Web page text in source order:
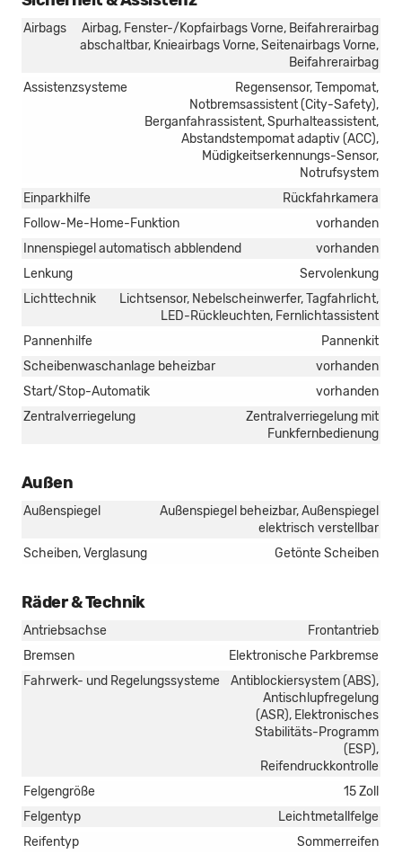
Airbags
Airbag, Fenster-/Kopfairbags Vorne, Beifahrerairbag
abschaltbar, Knieairbags Vorne, Seitenairbags Vorne,
Beifahrerairbag
Assistenzsysteme
Regensensor, Tempomat,
Notbremsassistent (City-Safety),
Berganfahrassistent, Spurhalteassistent,
Abstandstempomat adaptiv (ACC),
Müdigkeitserkennungs-Sensor,
Notrufsystem
Einparkhilfe
Rückfahrkamera
Follow-Me-Home-Funktion
vorhanden
Innenspiegel automatisch abblendend
vorhanden
Lenkung
Servolenkung
Lichttechnik
Lichtsensor, Nebelscheinwerfer, Tagfahrlicht,
LED-Rückleuchten, Fernlichtassistent
Pannenhilfe
Pannenkit
Scheibenwaschanlage beheizbar
vorhanden
Start/Stop-Automatik
vorhanden
Zentralverriegelung
Zentralverriegelung mit
Funkfernbedienung
Außen
Außenspiegel
Außenspiegel beheizbar, Außenspiegel
elektrisch verstellbar
Scheiben, Verglasung
Getönte Scheiben
Räder & Technik
Antriebsachse
Frontantrieb
Bremsen
Elektronische Parkbremse
Fahrwerk- und Regelungssysteme
Antiblockiersystem (ABS),
Antischlupfregelung
(ASR), Elektronisches
Stabilitäts-Programm
(ESP),
Reifendruckkontrolle
Felgengröße
15 Zoll
Felgentyp
Leichtmetallfelge
Reifentyp
Sommerreifen